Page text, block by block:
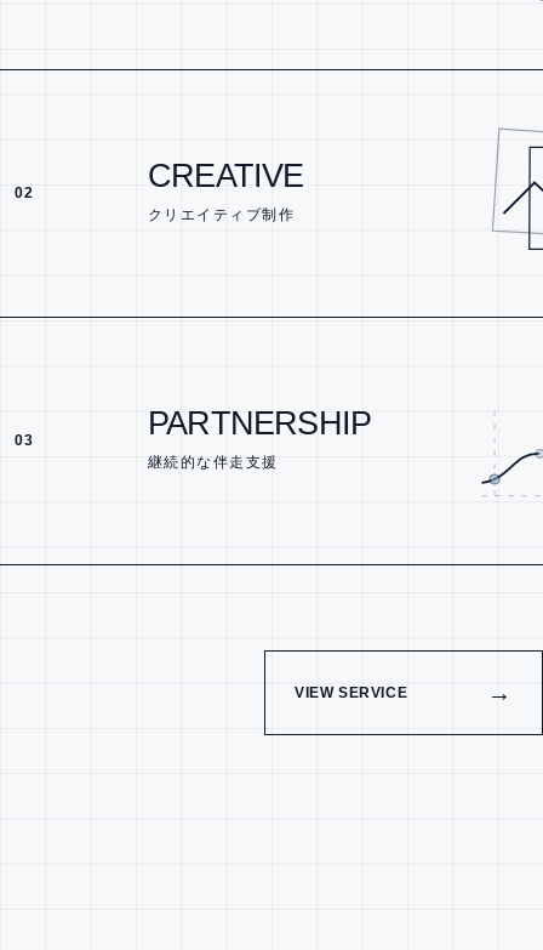
02 CREATIVE
クリエイティブ制作
03 PARTNERSHIP
継続的な伴走支援
VIEW SERVICE →